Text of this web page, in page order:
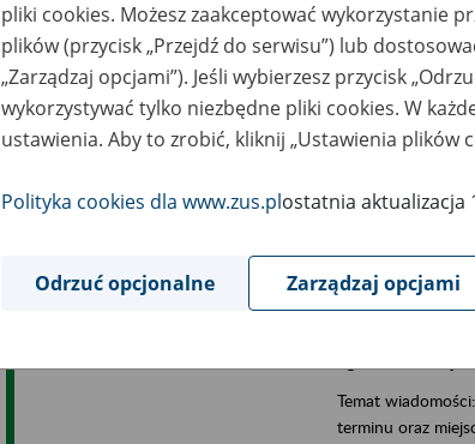
Aktywni 50+to
edukowania nt.
działań z
realizowanej przez
W ramach
jak zwiększyć
jak
leczniczej
Temat wiadomości:
terminu oraz
pliki cookies. Możesz zaakceptować wykorzystanie
plików (przycisk „Przejdź do serwisu”) lub
„Zarządzaj opcjami”). Jeśli wybierzesz przycisk
wykorzystywać tylko niezbędne pliki cookies. W
ustawienia. Aby to zrobić, kliknij „Ustawienia plików
Polityka cookies dla www.zus.plostatnia aktualizacja
Odrzuć opcjonalne Zarządzaj opcjami